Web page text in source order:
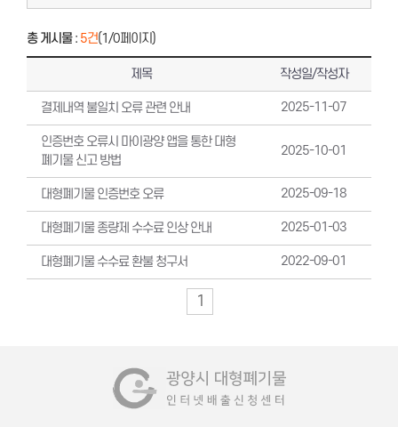
총 게시물: 5건(1/0페이지)
제목 작성일/작성자
결제내역 불일치 오류 관련 안내 2025-11-07
인증번호 오류시 마이광양 앱을 통한 대형
폐기물 신고 방법
2025-10-01
대형폐기물 인증번호 오류 2025-09-18
대형폐기물 종량제 수수료 인상 안내 2025-01-03
대형폐기물 수수료 환불 청구서 2022-09-01
1